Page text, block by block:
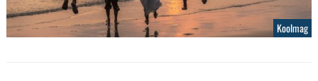
Koolmag